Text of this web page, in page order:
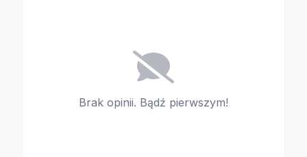
Brak opinii. Bądź pierwszym!